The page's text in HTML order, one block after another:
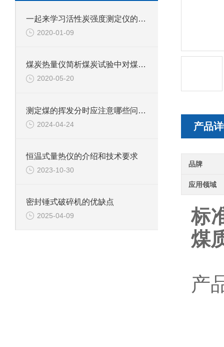
产品
品牌
应用领域
标
煤
产
一起来学习活性炭强度测定仪的操作步骤事项
2020-01-09
煤炭热量仪简析煤炭试验中对煤炭试样的采集是怎样的
2020-05-20
测定煤的挥发分时应注意哪些问题？
2024-04-24
恒温式量热仪的介绍和技术要求
2023-10-30
密封锤式破碎机的优缺点
2025-04-09